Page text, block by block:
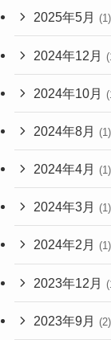
2025年5月 (1)
2024年12月
2024年10月
2024年8月 (1)
2024年4月 (1)
2024年3月 (1)
2024年2月 (1)
2023年12月
2023年9月 (2)